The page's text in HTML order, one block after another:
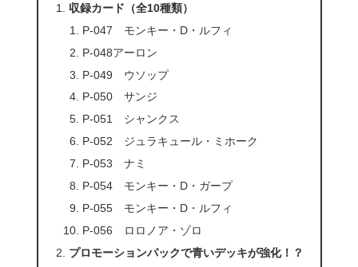
収録カード（全10種類）
P-047 モンキー・D・ルフィ
P-048アーロン
P-049 ウソップ
P-050 サンジ
P-051 シャンクス
P-052 ジュラキュール・ミホーク
P-053 ナミ
P-054 モンキー・D・ガープ
P-055 モンキー・D・ルフィ
P-056 ロロノア・ゾロ
プロモーションパックで青いデッキが強化！？